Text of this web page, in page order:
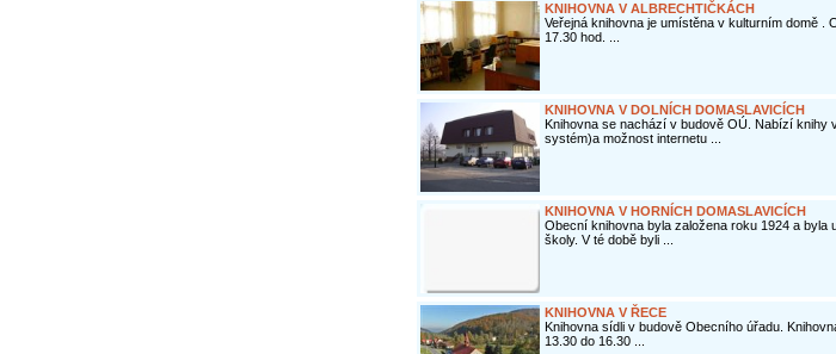
KNIHOVNA V ALBRECHTIČKÁCH
Veřejná knihovna je umístěna v kulturním domě .
17.30 hod. ...
KNIHOVNA V DOLNÍCH DOMASLAVICÍCH
Knihovna se nachází v budově OÚ. Nabízí knihy
systém)a možnost internetu ...
KNIHOVNA V HORNÍCH DOMASLAVICÍCH
Obecní knihovna byla založena roku 1924 a byla
školy. V té době byli ...
KNIHOVNA V ŘECE
Knihovna sídli v budově Obecního úřadu.
13.30 do 16.30 ...